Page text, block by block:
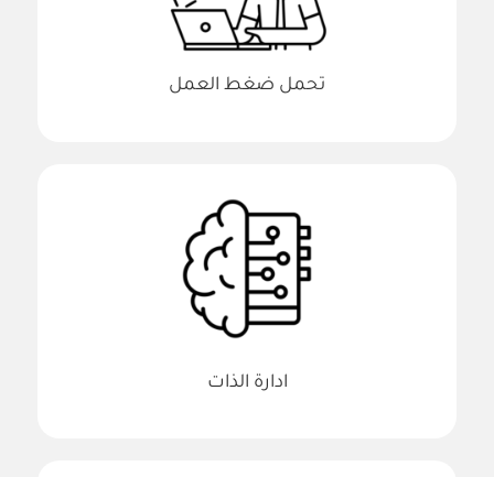
تحمل ضغط العمل
ادارة الذات